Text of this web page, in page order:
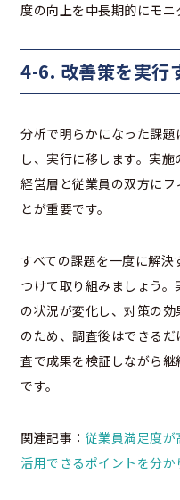
度の向上を中長期的にモニ
4-6. 改善策を実行
分析で明らかになった課
し、実行に移します。実
経営層と従業員の双方に
とが重要です。
すべての課題を一度に解
つけて取り組みましょう
の状況が変化し、対策の
のため、調査後はできる
査で成果を検証しながら
です。
関連記事： 従業員満足度
活用できるポイントを分